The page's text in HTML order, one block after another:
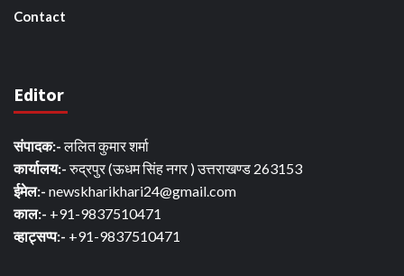
Contact
Editor
संपादक:-ललित कुमार शर्मा
कार्यालय:-रुद्रपुर (ऊधम सिंह नगर ) उत्तराखण्ड 263153
ईमेल:- newskharikhari24@gmail.com
काल:- +91-9837510471
व्हाट्सप्प:- +91-9837510471